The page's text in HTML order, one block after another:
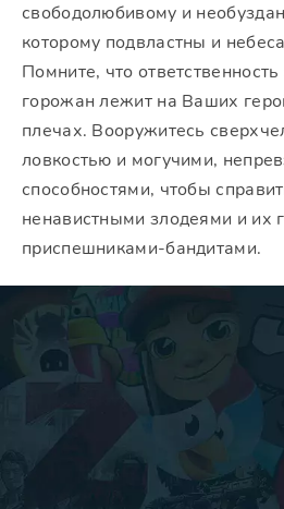
свободолюбивому и
которому подвластны и
Помните, что
горожан лежит на Ваших
плечах. Вооружитесь
ловкостью и могучими,
способностями, чтобы
ненавистными злодеями и их
приспешниками-бандитами.